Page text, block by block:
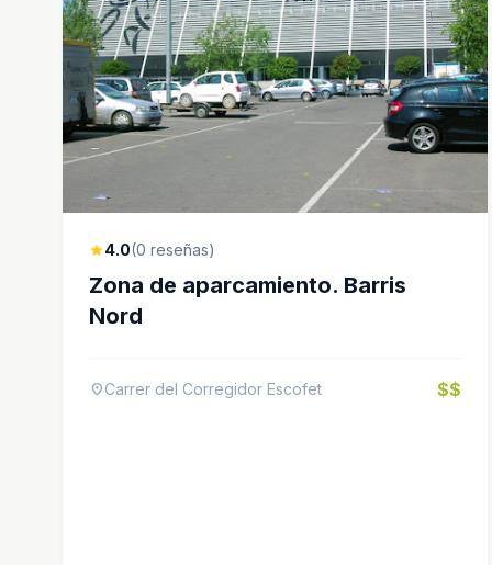
star4.0(0 reseñas)
Zona de aparcamiento. Barris
Nord
location_onCarrer del Corregidor Escofet $$